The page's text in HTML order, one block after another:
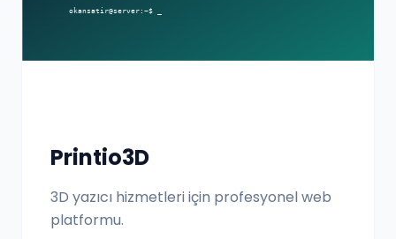
Printio3D
3D yazıcı hizmetleri için profesyonel web
platformu.